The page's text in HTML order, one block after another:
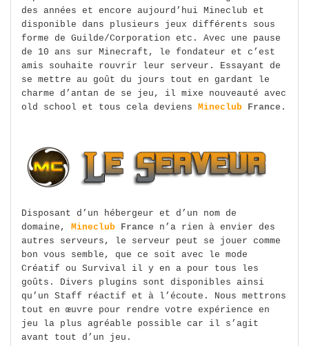
des années et encore aujourd’hui Mineclub et
disponible dans plusieurs jeux différents sous
forme de Guilde/Corporation etc. Avec une pause
de 10 ans sur Minecraft, le fondateur et c’est
amis souhaite rouvrir leur serveur. Essayant de
se mettre au goût du jours tout en gardant le
charme d’antan de se jeu, il mixe nouveauté avec
old school et tous cela deviens Mineclub France .
Disposant d’un hébergeur et d’un nom de
domaine, Mineclub France n’a rien à envier des
autres serveurs, le serveur peut se jouer comme
bon vous semble, que ce soit avec le mode
Créatif ou Survival il y en a pour tous les
goûts. Divers plugins sont disponibles ainsi
qu’un Staff réactif et à l’écoute. Nous mettrons
tout en œuvre pour rendre votre expérience en
jeu la plus agréable possible car il s’agit
avant tout d’un jeu.